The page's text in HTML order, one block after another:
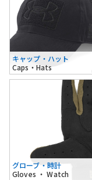
キャップ・ハット
Caps・Hats
グローブ・時計
Gloves ・ Watch